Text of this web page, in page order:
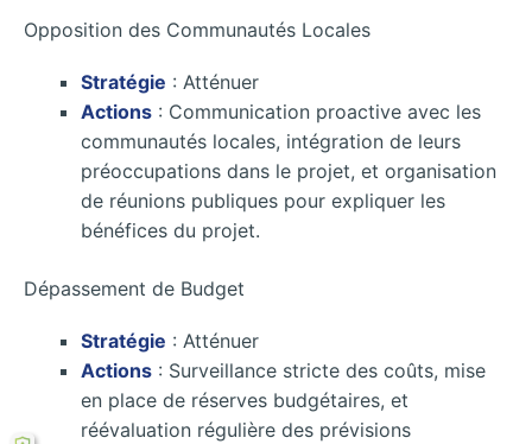
Opposition des Communautés Locales
Stratégie : Atténuer
Actions : Communication proactive avec les
communautés locales, intégration de leurs
préoccupations dans le projet, et organisation
de réunions publiques pour expliquer les
bénéfices du projet.
Dépassement de Budget
Stratégie : Atténuer
Actions : Surveillance stricte des coûts, mise
en place de réserves budgétaires, et
réévaluation régulière des prévisions